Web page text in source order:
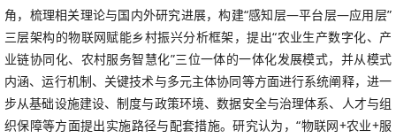
角，梳理相关理论与国内外研究进展，构建“感知层—平台层—应用层”
三层架构的物联网赋能乡村振兴分析框架，提出“农业生产数字化、产
业链协同化、农村服务智慧化”三位一体的一体化发展模式，并从模式
内涵、运行机制、关键技术与多元主体协同等方面进行系统阐释，进一
步从基础设施建设、制度与政策环境、数据安全与治理体系、人才与组
织保障等方面提出实施路径与配套措施。研究认为，“物联网+农业+服